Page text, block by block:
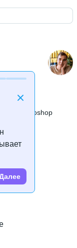
технологий •
Adobe Photoshop